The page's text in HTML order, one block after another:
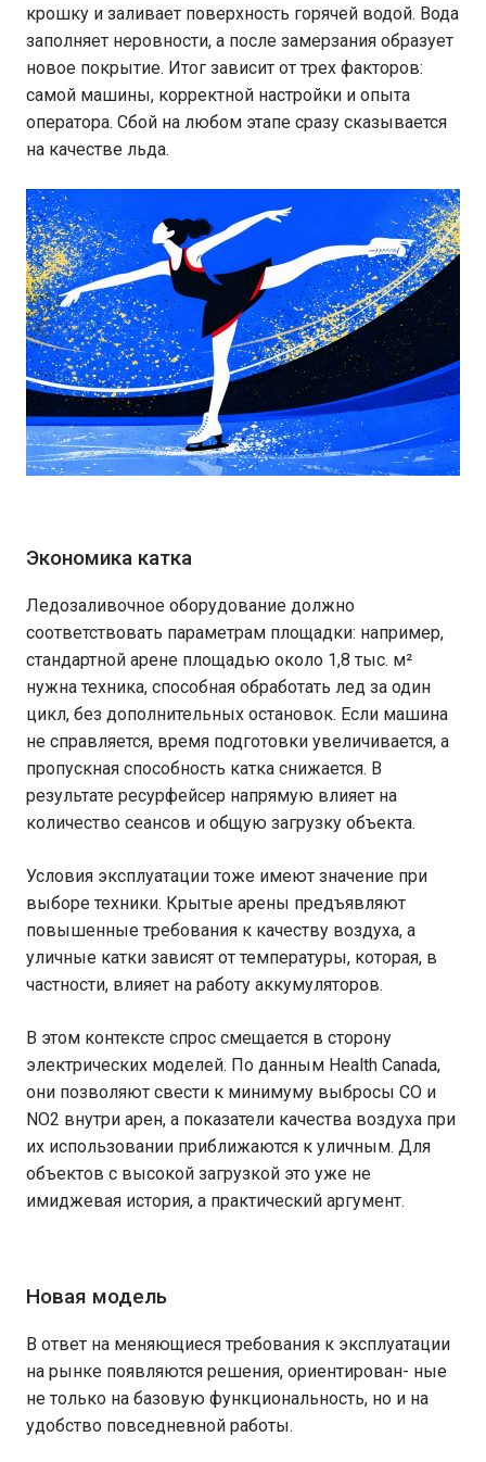
крошку и заливает поверхность горячей водой. Вода
заполняет неровности, а после замерзания образует
новое покрытие. Итог зависит от трех факторов:
самой машины, корректной настройки и опыта
оператора. Сбой на любом этапе сразу сказывается
на качестве льда.
Экономика катка
Ледозаливочное оборудование должно
соответствовать параметрам площадки: например,
стандартной арене площадью около 1,8 тыс. м²
нужна техника, способная обработать лед за один
цикл, без дополнительных остановок. Если машина
не справляется, время подготовки увеличивается, а
пропускная способность катка снижается. В
результате ресурфейсер напрямую влияет на
количество сеансов и общую загрузку объекта.
Условия эксплуатации тоже имеют значение при
выборе техники. Крытые арены предъявляют
повышенные требования к качеству воздуха, а
уличные катки зависят от температуры, которая, в
частности, влияет на работу аккумуляторов.
В этом контексте спрос смещается в сторону
электрических моделей. По данным Health Canada,
они позволяют свести к минимуму выбросы CO и
NO2 внутри арен, а показатели качества воздуха при
их использовании приближаются к уличным. Для
объектов с высокой загрузкой это уже не
имиджевая история, а практический аргумент.
Новая модель
В ответ на меняющиеся требования к эксплуатации
на рынке появляются решения, ориентирован- ные
не только на базовую функциональность, но и на
удобство повседневной работы.